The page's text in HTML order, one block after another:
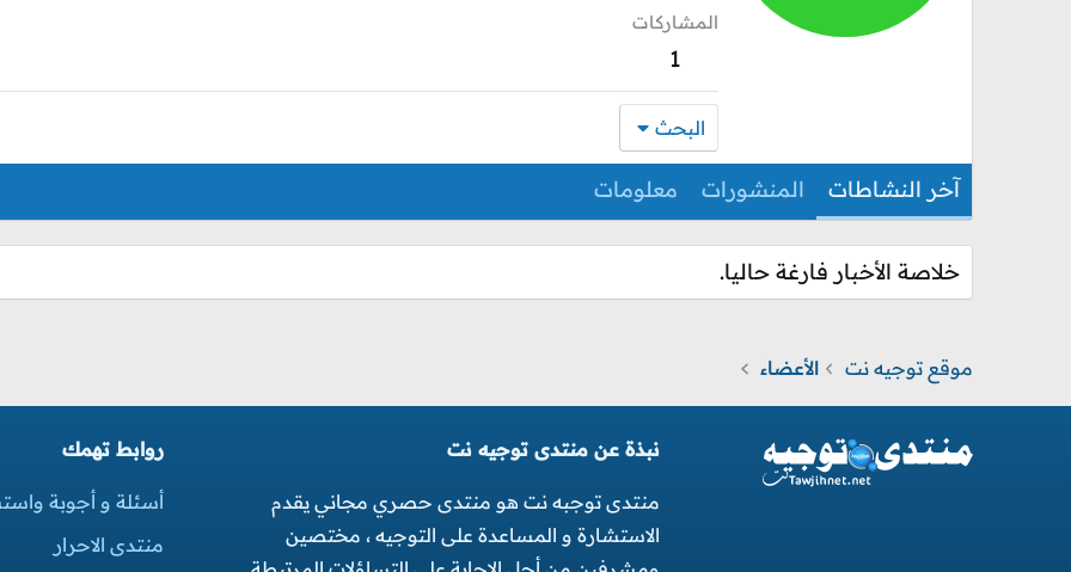
المشاركات
1
البحث
آخر النشاطات المنشورات معلومات
خلاصة الأخبار فارغة حاليا.
موقع توجيه نت الأعضاء
نبذة عن منتدى توجيه نت
منتدى توجبه نت هو منتدى حصري مجاني يقدم
الاستشارة و المساعدة على التوجيه ، مختصين
روابط تهمك
أسئلة و أجوبة
منتدى الاحرار